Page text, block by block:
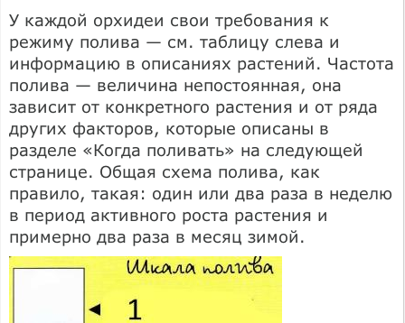
У каждой орхидеи свои требования к
режиму полива — см. таблицу слева и
информацию в описаниях растений. Частота
полива — величина непостоянная, она
зависит от конкретного растения и от ряда
других факторов, которые описаны в
разделе «Когда поливать» на следующей
странице. Общая схема полива, как
правило, такая: один или два раза в неделю
в период активного роста растения и
примерно два раза в месяц зимой.